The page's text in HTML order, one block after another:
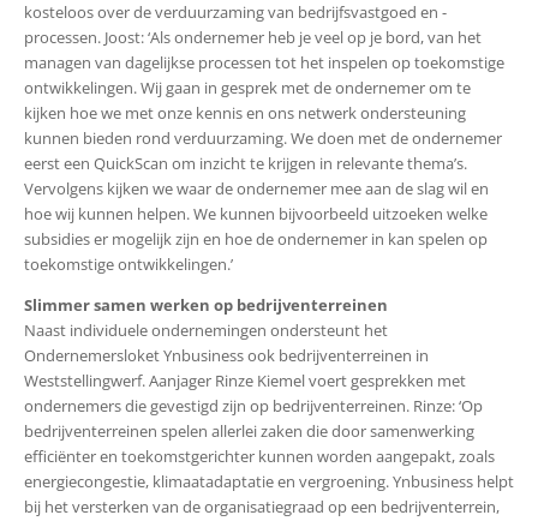
kosteloos over de verduurzaming van bedrijfsvastgoed en -
processen. Joost: ‘Als ondernemer heb je veel op je bord, van het
managen van dagelijkse processen tot het inspelen op toekomstige
ontwikkelingen. Wij gaan in gesprek met de ondernemer om te
kijken hoe we met onze kennis en ons netwerk ondersteuning
kunnen bieden rond verduurzaming. We doen met de ondernemer
eerst een QuickScan om inzicht te krijgen in relevante thema’s.
Vervolgens kijken we waar de ondernemer mee aan de slag wil en
hoe wij kunnen helpen. We kunnen bijvoorbeeld uitzoeken welke
subsidies er mogelijk zijn en hoe de ondernemer in kan spelen op
toekomstige ontwikkelingen.’
Slimmer samen werken op bedrijventerreinen
Naast individuele ondernemingen ondersteunt het
Ondernemersloket Ynbusiness ook bedrijventerreinen in
Weststellingwerf. Aanjager Rinze Kiemel voert gesprekken met
ondernemers die gevestigd zijn op bedrijventerreinen. Rinze: ‘Op
bedrijventerreinen spelen allerlei zaken die door samenwerking
efficiënter en toekomstgerichter kunnen worden aangepakt, zoals
energiecongestie, klimaatadaptatie en vergroening.Ynbusiness helpt
bij het versterken van de organisatiegraad op een bedrijventerrein,